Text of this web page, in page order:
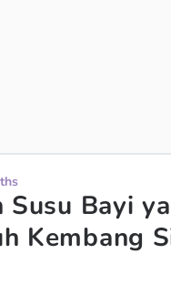
Susu Bayi
Kembang